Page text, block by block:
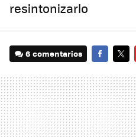
resintonizarlo
6 comentarios